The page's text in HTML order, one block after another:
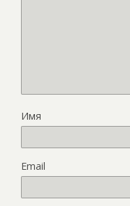
Имя
Email